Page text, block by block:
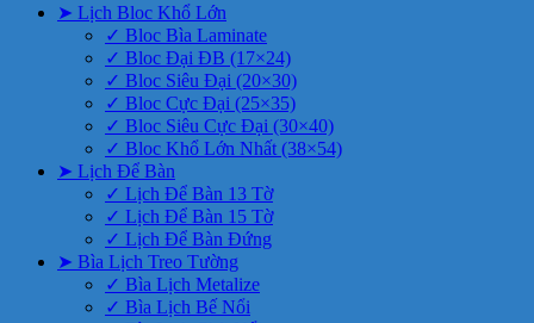
➤ Lịch Bloc Khổ Lớn
✓ Bloc Bìa Laminate
✓ Bloc Đại ĐB (17×24)
✓ Bloc Siêu Đại (20×30)
✓ Bloc Cực Đại (25×35)
✓ Bloc Siêu Cực Đại (30×40)
✓ Bloc Khổ Lớn Nhất (38×54)
➤ Lịch Để Bàn
✓ Lịch Để Bàn 13 Tờ
✓ Lịch Để Bàn 15 Tờ
✓ Lịch Để Bàn Đứng
➤ Bìa Lịch Treo Tường
✓ Bìa Lịch Metalize
✓ Bìa Lịch Bế Nổi